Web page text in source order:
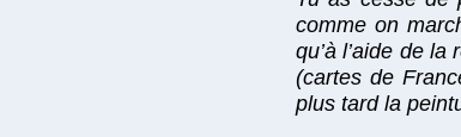
comme on
qu’à l’aide de
(cartes de
plus tard la